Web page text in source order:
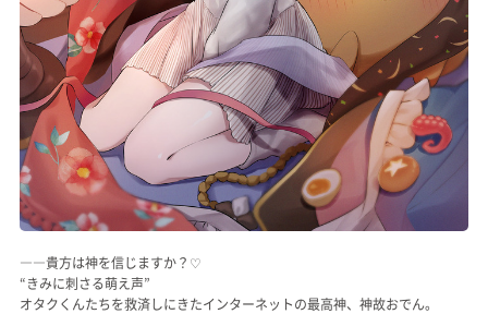
Official SNS
――貴方は神を信じますか？♡
“きみに刺さる萌え声”
オタクくんたちを救済しにきたインターネットの最高神、神故おでん。